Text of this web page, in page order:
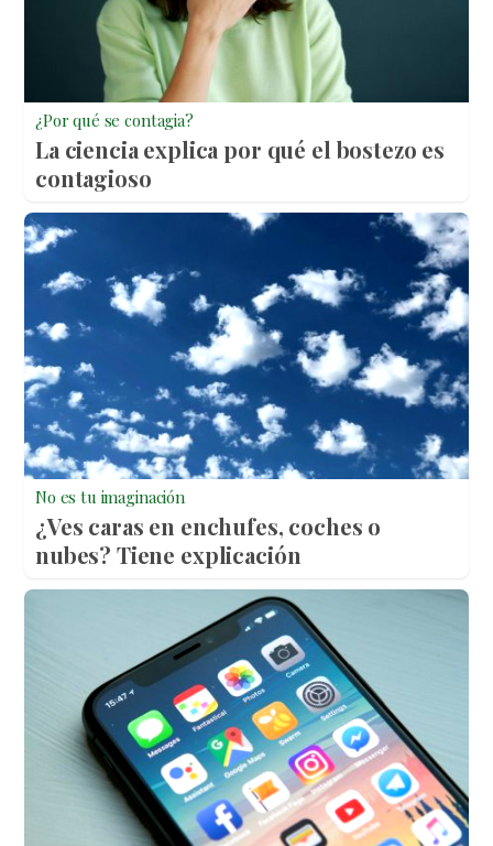
¿Por qué se contagia?
La ciencia explica por qué el bostezo es
contagioso
No es tu imaginación
¿Ves caras en enchufes, coches o
nubes? Tiene explicación